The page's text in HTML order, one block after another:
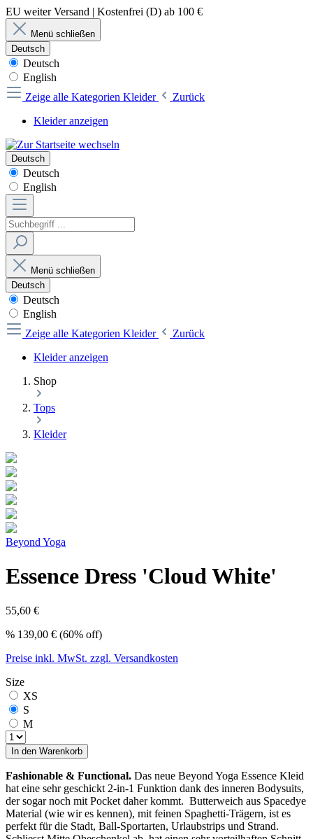
EU weiter Versand | Kostenfrei (D) ab 100 €
Menü schließen
Deutsch
Deutsch
English
Zeige alle Kategorien Kleider
Zurück
Kleider anzeigen
Deutsch
Deutsch
English
Menü schließen
Deutsch
Deutsch
English
Zeige alle Kategorien Kleider
Zurück
Kleider anzeigen
Shop
Tops
Kleider
Beyond Yoga
Essence Dress 'Cloud White'
55,60 €
% 139,00 € (60% off)
Preise inkl. MwSt. zzgl. Versandkosten
Size
XS
S
M
In den Warenkorb
Fashionable & Functional. Das neue Beyond Yoga Essence Kleid
hat eine sehr geschickt 2-in-1 Funktion dank des inneren Bodysuits,
der sogar noch mit Pocket daher kommt. Butterweich aus Spacedye
Material (wie wir es kennen), mit feinen Spaghetti-Trägern, ist es
perfekt für die Stadt, Ball-Sportarten, Urlaubstrips und Strand.